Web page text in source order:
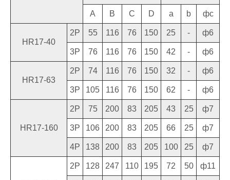
A B C D a b фc
HR17-40
2P 55 116 76 150 25 - ф6
3P 76 116 76 150 42 - ф6
HR17-63
2P 74 116 76 150 32 - ф6
3P 105 116 76 150 62 - ф6
HR17-160
2P 75 200 83 205 43 25 ф7
3P 106 200 83 205 66 25 ф7
4P 138 200 83 205 100 25 ф7
2P 128 247 110 195 72 50 ф11